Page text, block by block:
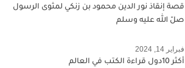
قصة إنقاذ نور الدين محمود بن زنكي لمثوى الرسول
صلّ الله عليه وسلم
فبراير 14, 2024
أكثر 10دول قراءة الكتب في العالم